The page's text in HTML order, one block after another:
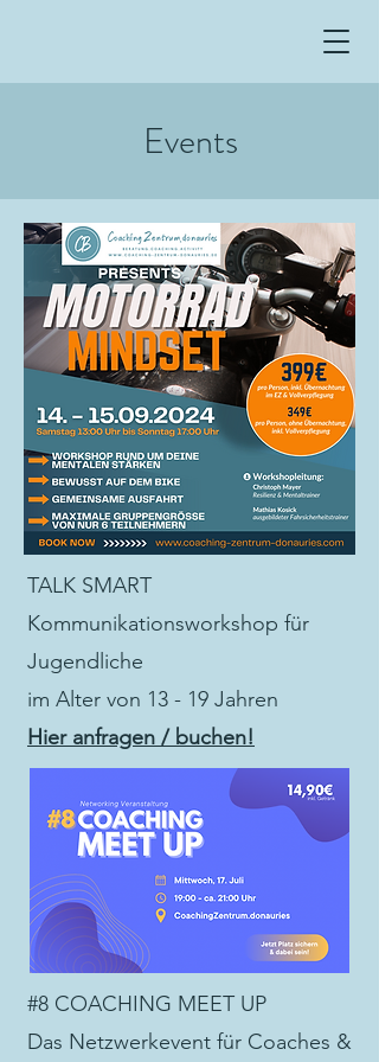
Events
TALK SMART
Kommunikationsworkshop für
Jugendliche
im Alter von 13 - 19 Jahren
Hier anfragen / buchen!
#8 COACHING MEET UP
Das Netzwerkevent für Coaches &